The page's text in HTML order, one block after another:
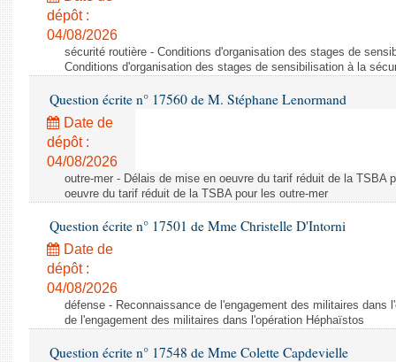
dépôt :
04/08/2026
sécurité routière - Conditions d'organisation des stages de
Conditions d'organisation des stages de sensibilisation à la
Question écrite n° 17560 de M. Stéphane Lenormand
Date de
dépôt :
04/08/2026
outre-mer - Délais de mise en oeuvre du tarif réduit de la TSBA
oeuvre du tarif réduit de la TSBA pour les outre-mer
Question écrite n° 17501 de Mme Christelle D'Intorni
Date de
dépôt :
04/08/2026
défense - Reconnaissance de l'engagement des militaires dans
de l'engagement des militaires dans l'opération Héphaïstos
Question écrite n° 17548 de Mme Colette Capdevielle